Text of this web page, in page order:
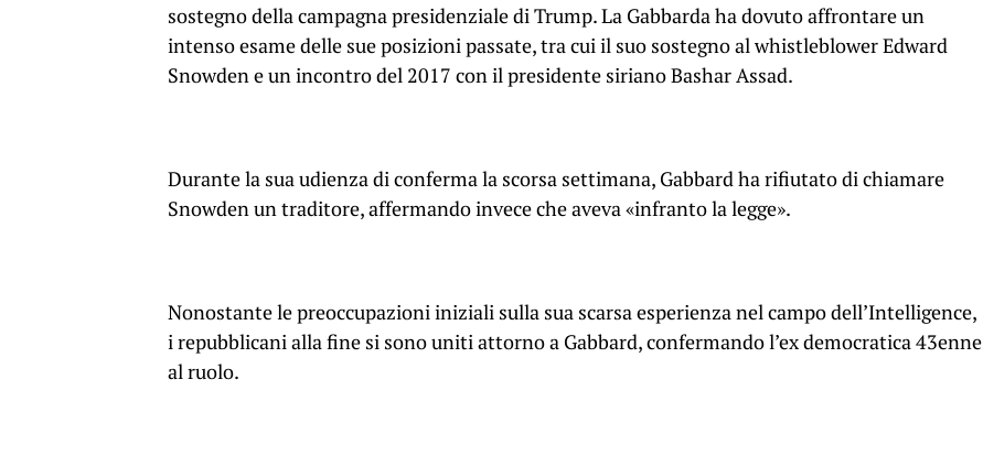
sostegno della campagna presidenziale di Trump. La Gabbarda ha dovuto affrontare un
intenso esame delle sue posizioni passate, tra cui il suo sostegno al whistleblower Edward
Snowden e un incontro del 2017 con il presidente siriano Bashar Assad.
Durante la sua udienza di conferma la scorsa settimana, Gabbard ha rifiutato di chiamare
Snowden un traditore, affermando invece che aveva «infranto la legge».
Nonostante le preoccupazioni iniziali sulla sua scarsa esperienza nel campo dell’Intelligence,
i repubblicani alla fine si sono uniti attorno a Gabbard, confermando l’ex democratica 43enne
al ruolo.